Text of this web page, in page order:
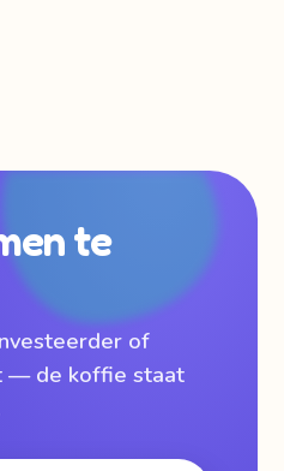
te
of
— de koffie staat